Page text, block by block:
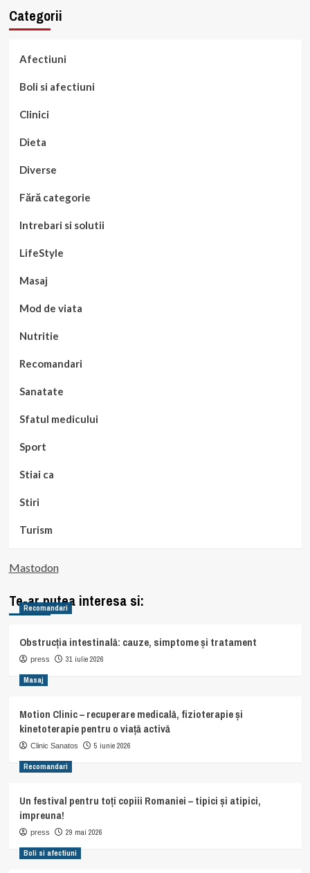
Categorii
Afectiuni
Boli si afectiuni
Clinici
Dieta
Diverse
Fără categorie
Intrebari si solutii
LifeStyle
Masaj
Mod de viata
Nutritie
Recomandari
Sanatate
Sfatul medicului
Sport
Stiai ca
Stiri
Turism
Mastodon
Te-ar putea interesa si:
Recomandari
Obstrucția intestinală: cauze, simptome și tratament
press 31 iulie 2026
Masaj
Motion Clinic – recuperare medicală, fizioterapie și
kinetoterapie pentru o viață activă
Clinic Sanatos 5 iunie 2026
Recomandari
Un festival pentru toți copiii Romaniei – tipici și atipici,
impreuna!
press 29 mai 2026
Boli si afectiuni